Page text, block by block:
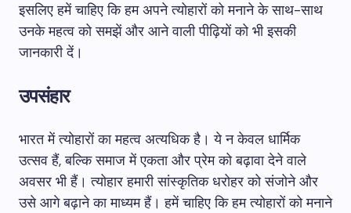
इसलिए हमें चाहिए कि हम अपने त्योहारों को मनाने के साथ-साथ
उनके महत्व को समझें और आने वाली पीढ़ियों को भी इसकी
जानकारी दें।
उपसंहार
भारत में त्योहारों का महत्व अत्यधिक है। ये न केवल धार्मिक
उत्सव हैं, बल्कि समाज में एकता और प्रेम को बढ़ावा देने वाले
अवसर भी हैं। त्योहार हमारी सांस्कृतिक धरोहर को संजोने और
उसे आगे बढ़ाने का माध्यम हैं। हमें चाहिए कि हम त्योहारों को मनाने